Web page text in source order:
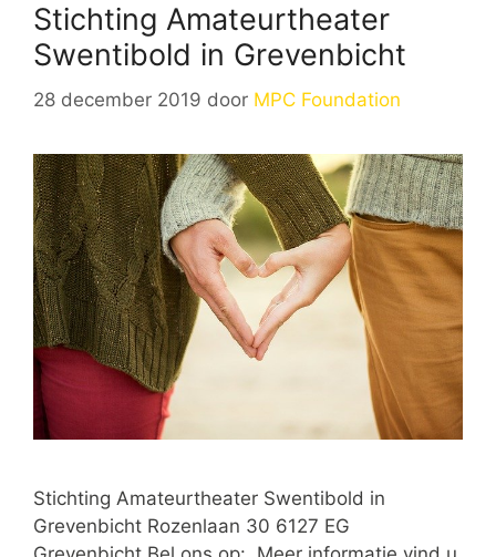
Stichting Amateurtheater
Swentibold in Grevenbicht
28 december 2019 door MPC Foundation
Stichting Amateurtheater Swentibold in
Grevenbicht Rozenlaan 30 6127 EG